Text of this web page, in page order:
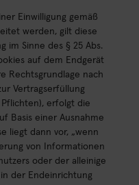
Einwilligung gemäß
werden, gilt diese
im Sinne des § 25 Abs.
auf dem Endgerät
Rechtsgrundlage nach
Vertragserfüllung
erfolgt die
Basis einer Ausnahme
liegt dann vor, „wenn
von Informationen
oder der alleinige
der Endeinrichtung